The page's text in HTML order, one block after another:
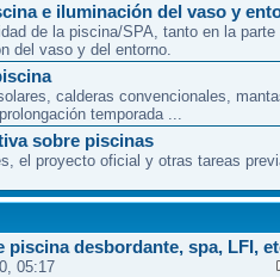
e iluminación del vaso y
de la piscina/SPA, tanto en la parte
del vaso y del entorno.
calderas convencionales,
temporada ...
sobre piscinas
el proyecto oficial y otras tareas
desbordante, spa, LFI,
05:17